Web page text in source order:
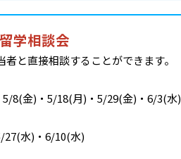
学相談会
と直接相談することができます。
金)・5/18(月)・5/29(金)・6/3(水)
水)・6/10(水)